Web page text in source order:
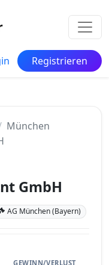
Registrieren
München
GmbH
AG München (Bayern)
GEWINN/VERLUST